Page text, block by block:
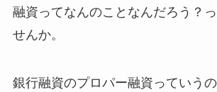
融資ってなんのことなんだろう？
せんか。
銀行融資のプロパー融資っていう